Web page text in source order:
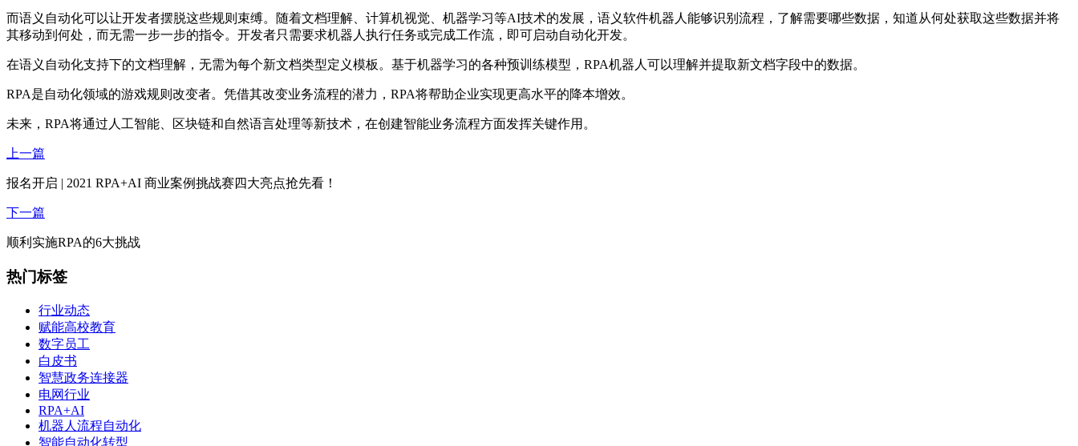
而语义自动化可以让开发者摆脱这些规则束缚。随着文档理解、计算机视觉、机器学习等AI技术的发展，语义软件机器人能够识别流程，了解需要哪些数据，知道从何处获取这些数据并将
其移动到何处，而无需一步一步的指令。开发者只需要求机器人执行任务或完成工作流，即可启动自动化开发。
在语义自动化支持下的文档理解，无需为每个新文档类型定义模板。基于机器学习的各种预训练模型，RPA机器人可以理解并提取新文档字段中的数据。
RPA是自动化领域的游戏规则改变者。凭借其改变业务流程的潜力，RPA将帮助企业实现更高水平的降本增效。
未来，RPA将通过人工智能、区块链和自然语言处理等新技术，在创建智能业务流程方面发挥关键作用。
上一篇
报名开启 | 2021 RPA+AI 商业案例挑战赛四大亮点抢先看！
下一篇
顺利实施RPA的6大挑战
热门标签
行业动态
赋能高校教育
数字员工
白皮书
智慧政务连接器
电网行业
RPA+AI
机器人流程自动化
智能自动化转型